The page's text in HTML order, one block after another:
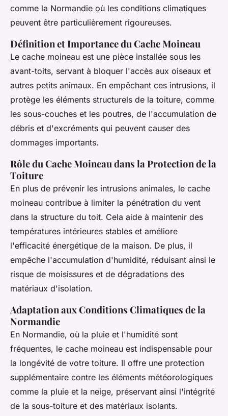
comme la Normandie où les conditions climatiques
peuvent être particulièrement rigoureuses.
Définition et Importance du Cache Moineau
Le cache moineau est une pièce installée sous les
avant-toits, servant à bloquer l'accès aux oiseaux et
autres petits animaux. En empêchant ces intrusions, il
protège les éléments structurels de la toiture, comme
les sous-couches et les poutres, de l'accumulation de
débris et d'excréments qui peuvent causer des
dommages importants.
Rôle du Cache Moineau dans la Protection de la
Toiture
En plus de prévenir les intrusions animales, le cache
moineau contribue à limiter la pénétration du vent
dans la structure du toit. Cela aide à maintenir des
températures intérieures stables et améliore
l'efficacité énergétique de la maison. De plus, il
empêche l'accumulation d'humidité, réduisant ainsi le
risque de moisissures et de dégradations des
matériaux d'isolation.
Adaptation aux Conditions Climatiques de la
Normandie
En Normandie, où la pluie et l'humidité sont
fréquentes, le cache moineau est indispensable pour
la longévité de votre toiture. Il offre une protection
supplémentaire contre les éléments météorologiques
comme la pluie et la neige, préservant ainsi l'intégrité
de la sous-toiture et des matériaux isolants.